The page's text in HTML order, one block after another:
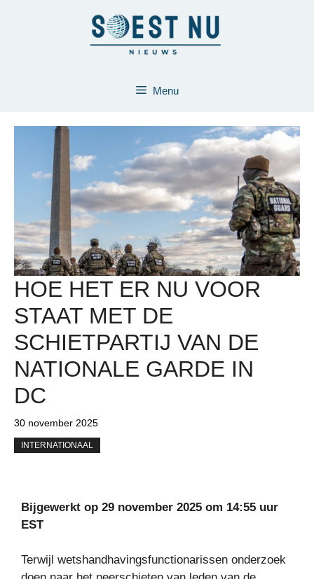
Menu
HOE HET ER NU VOOR
STAAT MET DE
SCHIETPARTIJ VAN DE
NATIONALE GARDE IN
DC
30 november 2025
INTERNATIONAAL
Bijgewerkt op 29 november 2025 om 14:55 uur
EST
Terwijl wetshandhavingsfunctionarissen onderzoek